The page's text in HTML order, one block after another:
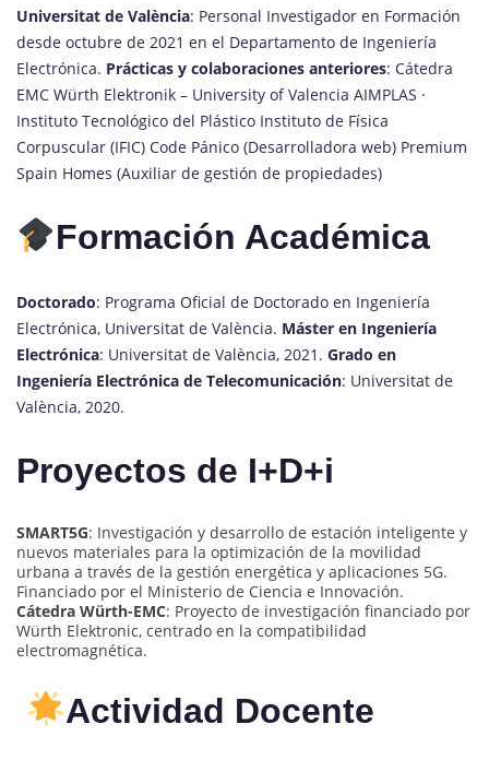
Universitat de València: Personal Investigador en Formación
desde octubre de 2021 en el Departamento de Ingeniería
Electrónica. Prácticas y colaboraciones anteriores: Cátedra
EMC Würth Elektronik – University of Valencia AIMPLAS ·
Instituto Tecnológico del Plástico Instituto de Física
Corpuscular (IFIC) Code Pánico (Desarrolladora web) Premium
Spain Homes (Auxiliar de gestión de propiedades)
Formación Académica
Doctorado: Programa Oficial de Doctorado en Ingeniería
Electrónica, Universitat de València. Máster en Ingeniería
Electrónica: Universitat de València, 2021. Grado en
Ingeniería Electrónica de Telecomunicación: Universitat de
València, 2020.
Proyectos de I+D+i
SMART5G: Investigación y desarrollo de estación inteligente y
nuevos materiales para la optimización de la movilidad
urbana a través de la gestión energética y aplicaciones 5G.
Financiado por el Ministerio de Ciencia e Innovación.
Cátedra Würth-EMC: Proyecto de investigación financiado por
Würth Elektronic, centrado en la compatibilidad
electromagnética.
Actividad Docente